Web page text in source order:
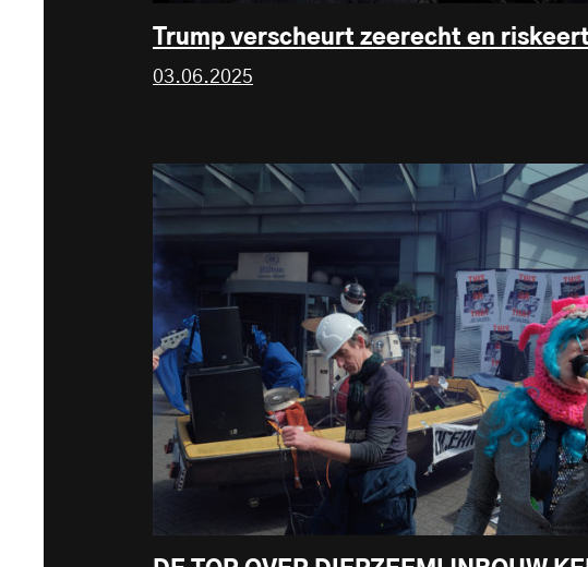
Trump verscheurt zeerecht en
03.06.2025